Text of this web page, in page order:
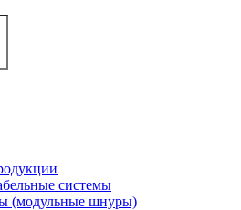
системы
(модульные шнуры)